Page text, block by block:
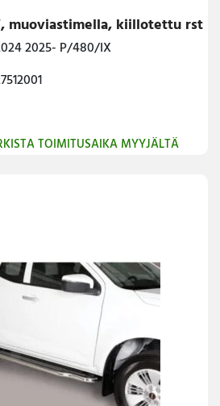
muoviastimella, kiillotettu rst
2025- P/480/IX
TOIMITUSAIKA MYYJÄLTÄ